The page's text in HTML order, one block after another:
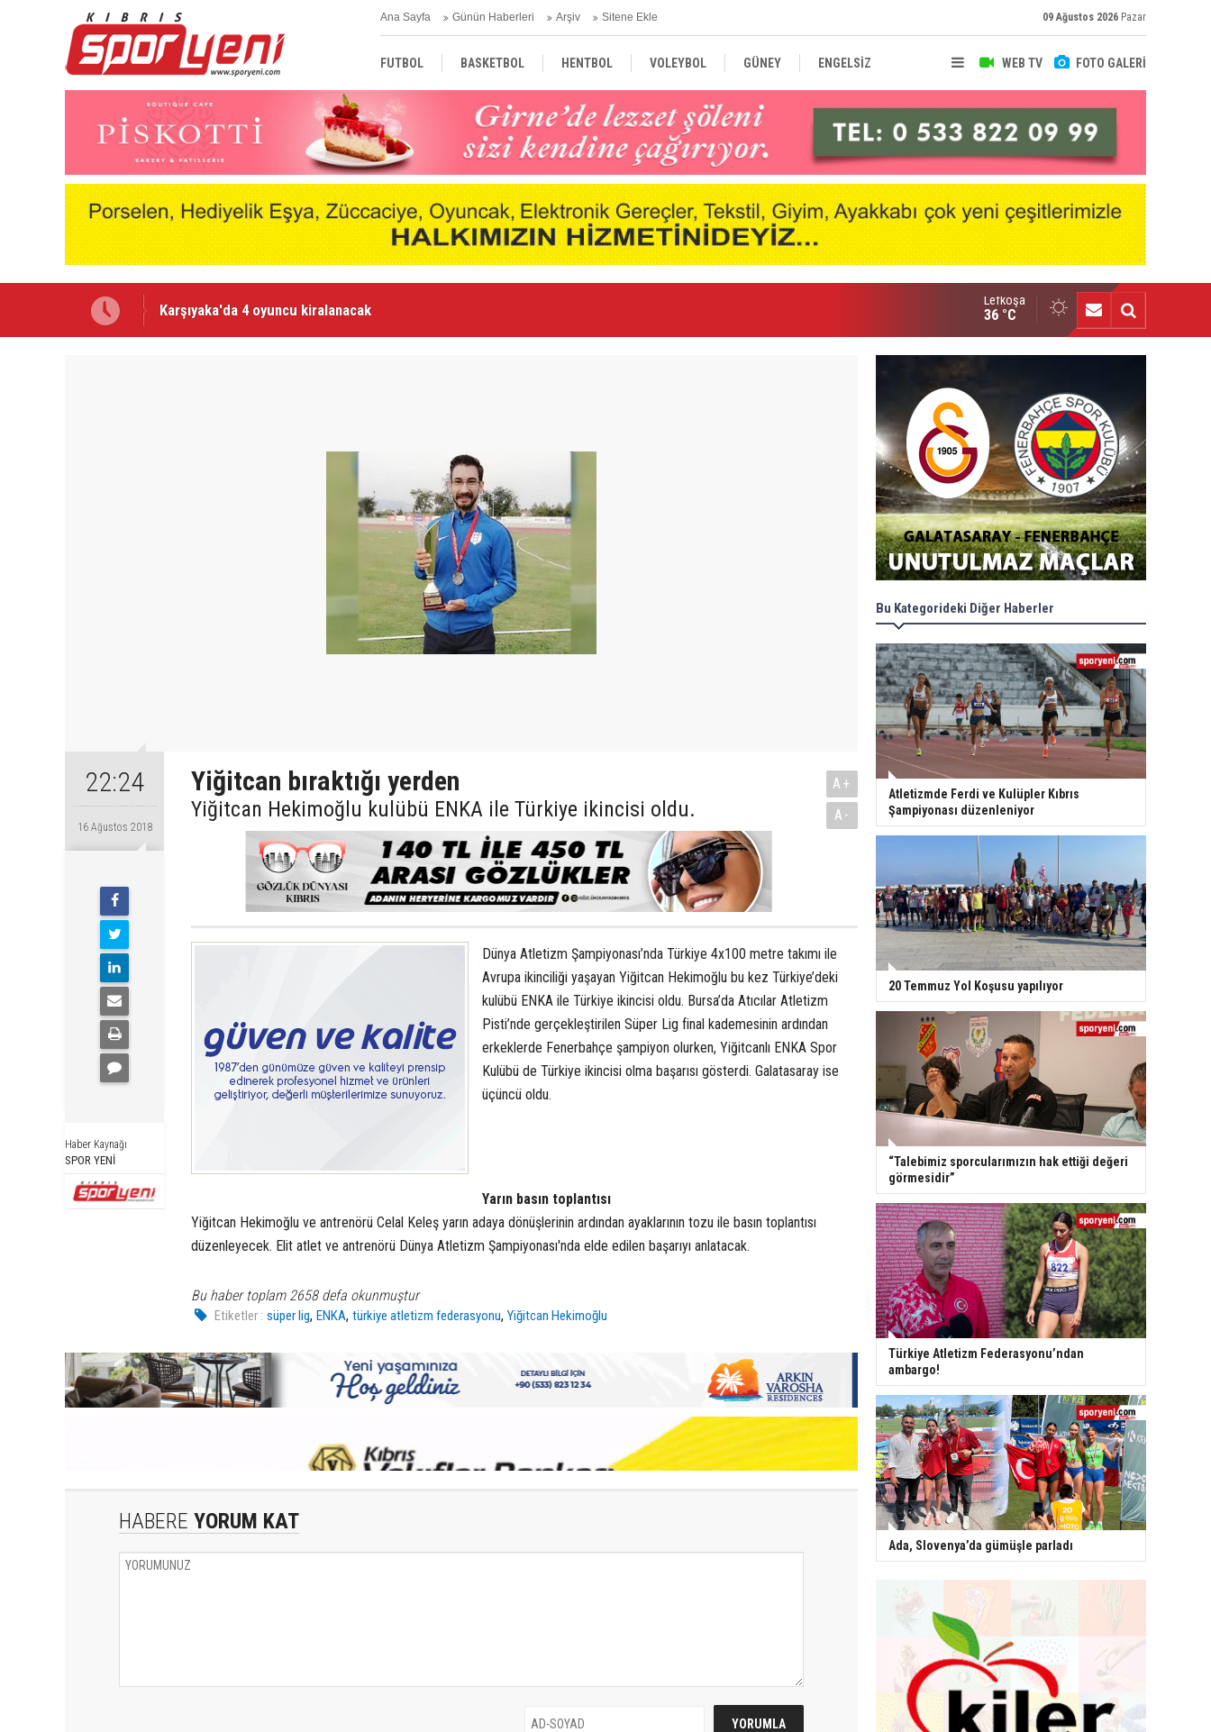
Ana Sayfa Günün Haberleri Arşiv Sitene Ekle 09 Ağustos 2026 Pazar
WEB TV FOTO GALERİ
FUTBOL BASKETBOL HENTBOL VOLEYBOL GÜNEY ENGELSİZ
TÜRKİYE AVRUPA DÜNYA
“Tesislere yatırım yapılmaması, kaliteyi çok etkiliyor” "Geçmiş olsun Hakan Karacaoğlu"
Lefkoşa
36 °C
22:24
16 Ağustos 2018
Haber Kaynağı
SPOR YENİ
Yiğitcan bıraktığı yerden
Yiğitcan Hekimoğlu kulübü ENKA ile Türkiye ikincisi oldu.
A+
A-
Dünya Atletizm Şampiyonası’nda Türkiye 4x100 metre takımı ile
Avrupa ikinciliği yaşayan Yiğitcan Hekimoğlu bu kez Türkiye’deki
kulübü ENKA ile Türkiye ikincisi oldu. Bursa’da Atıcılar Atletizm
Pisti’nde gerçekleştirilen Süper Lig final kademesinin ardından
erkeklerde Fenerbahçe şampiyon olurken, Yiğitcanlı ENKA Spor
Kulübü de Türkiye ikincisi olma başarısı gösterdi. Galatasaray ise
üçüncü oldu.
Yarın basın toplantısı
Yiğitcan Hekimoğlu ve antrenörü Celal Keleş yarın adaya dönüşlerinin ardından ayaklarının tozu ile basın toplantısı
düzenleyecek. Elit atlet ve antrenörü Dünya Atletizm Şampiyonası'nda elde edilen başarıyı anlatacak.
Bu haber toplam 2658 defa okunmuştur
Etiketler : süper lig,ENKA,türkiye atletizm federasyonu,Yiğitcan Hekimoğlu
HABERE YORUM KAT
Bu Kategorideki Diğer Haberler
Atletizmde Ferdi ve Kulüpler Kıbrıs
Şampiyonası düzenleniyor
20 Temmuz Yol Koşusu yapılıyor
“Talebimiz sporcularımızın hak ettiği değeri
görmesidir”
Türkiye Atletizm Federasyonu’ndan
ambargo!
Ada, Slovenya’da gümüşle parladı